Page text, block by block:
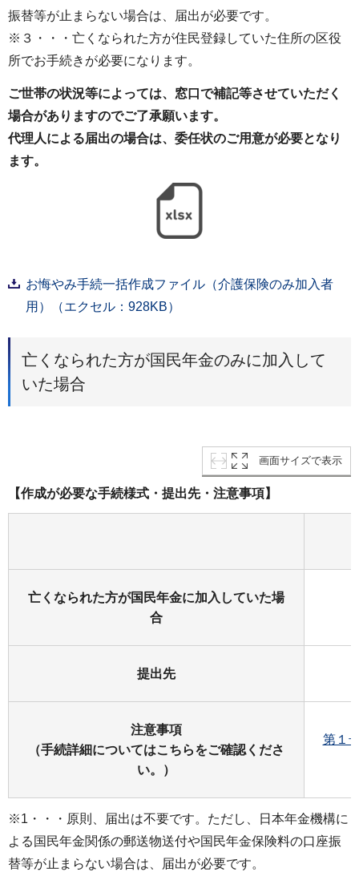
振替等が止まらない場合は、届出が必要です。
※３・・・亡くなられた方が住民登録していた住所の区役
所でお手続きが必要になります。
ご世帯の状況等によっては、窓口で補記等させていただく
場合がありますのでご了承願います。
代理人による届出の場合は、委任状のご用意が必要となり
ます。
お悔やみ手続一括作成ファイル（介護保険のみ加入者
用）（エクセル：928KB）
亡くなられた方が国民年金のみに加入して
いた場合
画面サイズで表示
【作成が必要な手続様式・提出先・注意事項】
亡くなられた方が国民年金に加入していた場
合
提出先
注意事項
（手続詳細についてはこちらをご確認くださ
い。）
第１
※1・・・原則、届出は不要です。ただし、日本年金機構に
よる国民年金関係の郵送物送付や国民年金保険料の口座振
替等が止まらない場合は、届出が必要です。